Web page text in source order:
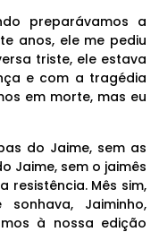
preparávamos a
anos, ele me pediu
triste, ele estava
e com a tragédia
em morte, mas eu
do Jaime, sem as
Jaime, sem o jaimês
resistência. Mês sim,
Jaiminho,
à nossa edição